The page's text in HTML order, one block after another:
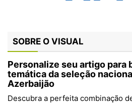
SOBRE O VISUAL
Personalize seu artigo para
temática daseleção
Azerbaijão
Descubra a perfeita combinação